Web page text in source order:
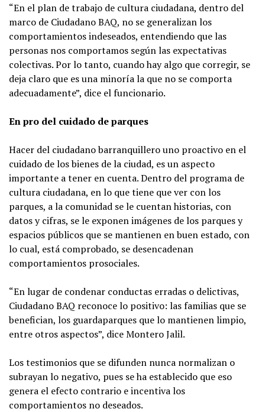
“En el plan de trabajo de cultura ciudadana, dentro del
marco de Ciudadano BAQ, no se generalizan los
comportamientos indeseados, entendiendo que las
personas nos comportamos según las expectativas
colectivas. Por lo tanto, cuando hay algo que corregir, se
deja claro que es una minoría la que no se comporta
adecuadamente”, dice el funcionario.
En pro del cuidado de parques
Hacer del ciudadano barranquillero uno proactivo en el
cuidado de los bienes de la ciudad, es un aspecto
importante a tener en cuenta. Dentro del programa de
cultura ciudadana, en lo que tiene que ver con los
parques, a la comunidad se le cuentan historias, con
datos y cifras, se le exponen imágenes de los parques y
espacios públicos que se mantienen en buen estado, con
lo cual, está comprobado, se desencadenan
comportamientos prosociales.
“En lugar de condenar conductas erradas o delictivas,
Ciudadano BAQ reconoce lo positivo: las familias que se
benefician, los guardaparques que lo mantienen limpio,
entre otros aspectos”, dice Montero Jalil.
Los testimonios que se difunden nunca normalizan o
subrayan lo negativo, pues se ha establecido que eso
genera el efecto contrario e incentiva los
comportamientos no deseados.